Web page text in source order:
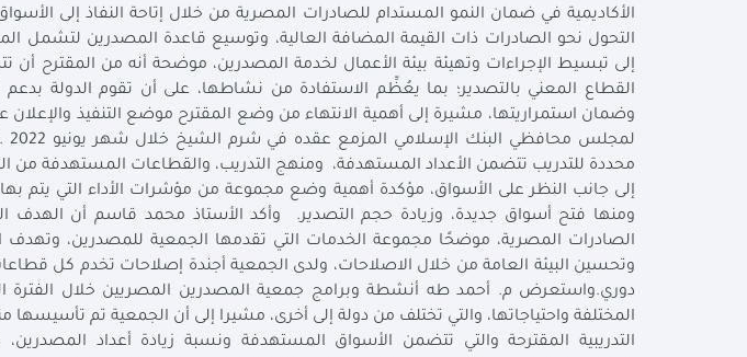
الأكاديمية في ضمان النمو المستدام للصادرات المصرية من خلال إتاحة النفاذ إلى
التحول نحو الصادرات ذات القيمة المضافة العالية، وتوسيع قاعدة المصدرين لتشمل
إلى تبسيط الإجراءات وتهيئة بيئة الأعمال لخدمة المصدرين، موضحة أنه من المقترح أن
القطاع المعني بالتصدير؛ بما يعُظِّم الاستفادة من نشاطها، على أن تقوم الدولة
وضمان استمراريتها، مشيرة إلى أهمية الانتهاء من وضع المقترح موضع التنفيذ والإعلان
محددة للتدريب تتضمن الأعداد المستهدفة، ومنهج التدريب، والقطاعات المستهدفة من
إلى جانب النظر على الأسواق، مؤكدة أهمية وضع مجموعة من مؤشرات الأداء التي يتم بها
ومنها فتح أسواق جديدة، وزيادة حجم التصدير. وأكد الأستاذ محمد قاسم أن الهدف
الصادرات المصرية، موضحًا مجموعة الخدمات التي تقدمها الجمعية للمصدرين، وتهدف
وتحسين البيئة العامة من خلال الاصلاحات، ولدى الجمعية أجندة إصلاحات تخدم كل
دوري.واستعرض م. أحمد طه أنشطة وبرامج جمعية المصدرين المصريين خلال الفترة
التدريبية المقترحة والتي تتضمن الأسواق المستهدفة ونسبة زيادة أعداد